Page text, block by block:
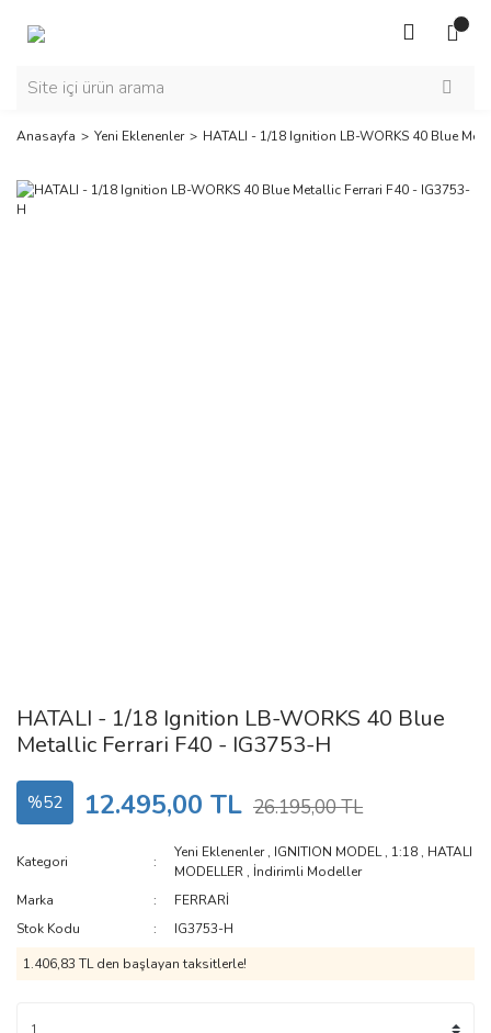
Anasayfa Yeni Eklenenler HATALI - 1/18 Ignition LB-WORKS 40 Blue
HATALI - 1/18 Ignition LB-WORKS 40 Blue
Metallic Ferrari F40 - IG3753-H
%52 12.495,00 TL 26.195,00 TL
Kategori
Yeni Eklenenler, IGNITION MODEL, 1:18 , HATALI
MODELLER , İndirimli Modeller
Marka
FERRARİ
Stok Kodu
IG3753-H
1.406,83 TL den başlayan taksitlerle!